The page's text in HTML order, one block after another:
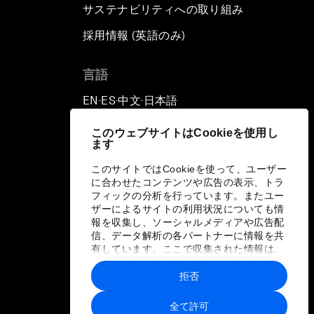
このウェブサイトはCookieを使用し
ます
このサイトではCookieを使って、ユーザー
に合わせたコンテンツや広告の表示、トラ
フィックの分析を行っています。またユー
ザーによるサイトの利用状況についても情
報を収集し、ソーシャルメディアや広告配
信、データ解析の各パートナーに情報を共
有しています。ここで収集された情報は、
ユーザーが各パートナーに提供した他の情
報や各パートナーのサービスを使用した際
に収集された情報と組み合わされ、各パー
トナーによって使用されることがありま
全て許可
拒否
サステナビリティへの取り組み
採用情報 (英語のみ)
言語
EN ▪ES▪中文▪ 日本語